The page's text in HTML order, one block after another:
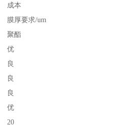
成本
膜厚要求/um
聚酯
优
良
良
良
优
20